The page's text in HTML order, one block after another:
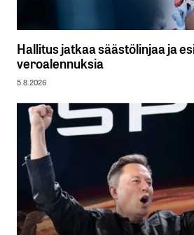
Hallitus jatkaa säästölinjaa ja
veroalennuksia
5.8.2026